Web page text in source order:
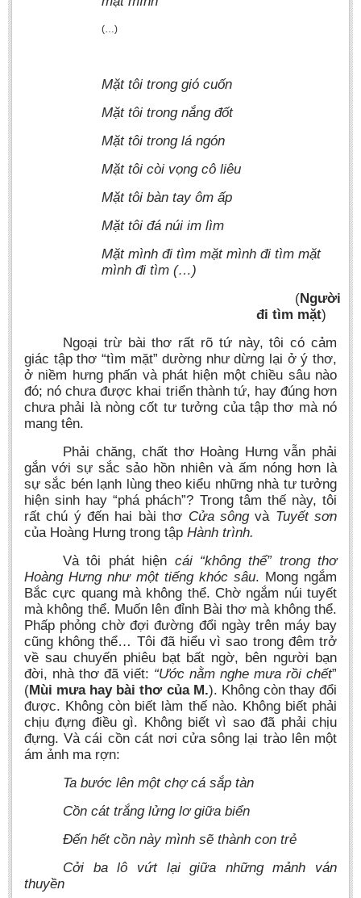
(…)
Mặt tôi trong gió cuốn
Mặt tôi trong nắng đốt
Mặt tôi trong lá ngón
Mặt tôi còi vọng cô liêu
Mặt tôi bàn tay ôm ấp
Mặt tôi đá núi im lìm
Mặt mình đi tìm mặt mình đi tìm mặt
mình đi tìm (…)
(Người
đi tìm mặt)
Ngoại trừ bài thơ rất rõ tứ này, tôi có cảm
giác tập thơ “tìm mặt” dường như dừng lại ở ý thơ,
ở niềm hưng phấn và phát hiện một chiều sâu nào
đó; nó chưa được khai triển thành tứ, hay đúng hơn
chưa phải là nòng cốt tư tưởng của tập thơ mà nó
mang tên.
Phải chăng, chất thơ Hoàng Hưng vẫn phải
gắn với sự sắc sảo hồn nhiên và ấm nóng hơn là
sự sắc bén lạnh lùng theo kiểu những nhà tư tưởng
hiện sinh hay “phá phách”? Trong tâm thế này, tôi
rất chú ý đến hai bài thơ Cửa sôngvà Tuyết sơn
của Hoàng Hưng trong tập Hành trình.
Và tôi phát hiện cái “không thể” trong thơ
Hoàng Hưng như một tiếng khóc sâu. Mong ngắm
Bắc cực quang mà không thể. Chờ ngắm núi tuyết
mà không thể. Muốn lên đỉnh Bài thơ mà không thể.
Phấp phỏng chờ đợi đường đổi ngày trên máy bay
cũng không thể… Tôi đã hiểu vì sao trong đêm trở
về sau chuyến phiêu bạt bất ngờ, bên người bạn
đời, nhà thơ đã viết: “Ước nằm nghe mưa rồi chết”
(Mùi mưa hay bài thơ của M.). Không còn thay đổi
được. Không còn biết làm thế nào. Không biết phải
chịu đựng điều gì. Không biết vì sao đã phải chịu
đựng. Và cái cồn cát nơi cửa sông lại trào lên một
ám ảnh ma rợn:
Ta bước lên một chợ cá sắp tàn
Cồn cát trắng lửng lơ giữa biển
Đến hết cồn này mình sẽ thành con trẻ
Cởi ba lô vứt lại giữa những mảnh ván
thuyền